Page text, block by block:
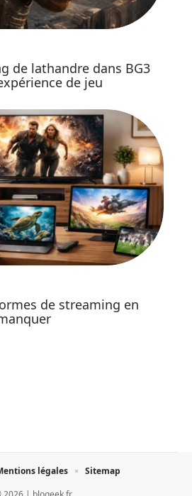
de lathandre dans BG3
de jeu
de streaming en
légales Sitemap